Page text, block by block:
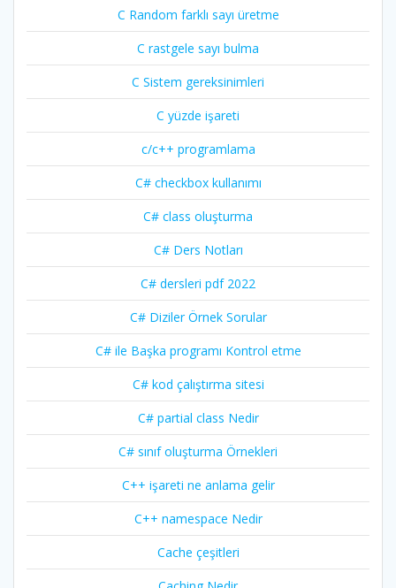
C Random farklı sayı üretme
C rastgele sayı bulma
C Sistem gereksinimleri
C yüzde işareti
c/c++ programlama
C# checkbox kullanımı
C# class oluşturma
C# Ders Notları
C# dersleri pdf 2022
C# Diziler Örnek Sorular
C# ile Başka programı Kontrol etme
C# kod çalıştırma sitesi
C# partial class Nedir
C# sınıf oluşturma Örnekleri
C++ işareti ne anlama gelir
C++ namespace Nedir
Cache çeşitleri